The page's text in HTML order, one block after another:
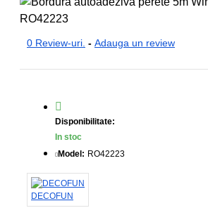
0 Review-uri. - Adauga un review
Disponibilitate:
In stoc
Model: RO42223
DECOFUN